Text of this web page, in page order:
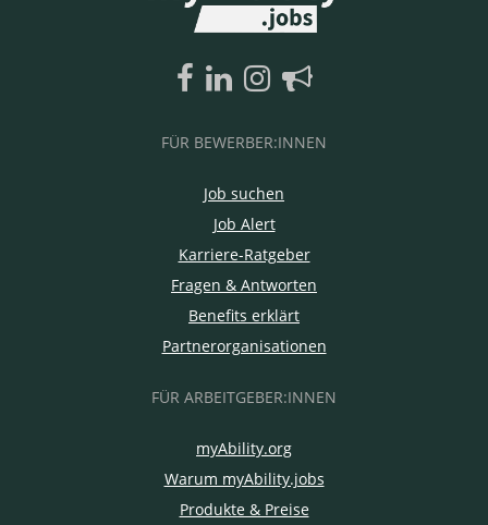
FÜR BEWERBER:INNEN
Job suchen
Job Alert
Karriere-Ratgeber
Fragen & Antworten
Benefits erklärt
Partnerorganisationen
FÜR ARBEITGEBER:INNEN
myAbility.org
Warum myAbility.jobs
Produkte & Preise